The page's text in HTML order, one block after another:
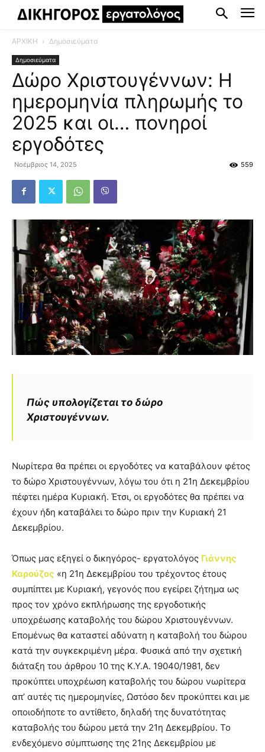
ΑΡΧΙΚΗ Δημοσιεύματα
Δημοσιεύματα
Δώρο Χριστουγέννων: Η
ημερομηνία πληρωμής το
2025 και οι… πονηροί
εργοδότες
Νοέμβριος 14, 2025 559
Πώς υπολογίζεται το δώρο
Χριστουγέννων.
Νωρίτερα θα πρέπει οι εργοδότες να καταβάλουν φέτος
το δώρο Χριστουγέννων, λόγω του ότι η 21η Δεκεμβρίου
πέφτει ημέρα Κυριακή. Έτσι, οι εργοδότες θα πρέπει να
έχουν ήδη καταβάλει το δώρο πριν την Κυριακή 21
Δεκεμβρίου.
Όπως μας εξηγεί ο δικηγόρος- εργατολόγος Γιάννης
Καρούζος «η 21η Δεκεμβρίου του τρέχοντος έτους
συμπίπτει με Κυριακή, γεγονός που εγείρει ζήτημα ως
προς τον χρόνο εκπλήρωσης της εργοδοτικής
υποχρέωσης καταβολής του δώρου Χριστουγέννων.
Επομένως θα καταστεί αδύνατη η καταβολή του δώρου
κατά την συγκεκριμένη μέρα. Φυσικά από την σχετική
διάταξη του άρθρου 10 της Κ.Υ.Α. 19040/1981, δεν
προκύπτει υποχρέωση καταβολής του δώρου νωρίτερα
απ’ αυτές τις ημερομηνίες, Ωστόσο δεν προκύπτει και με
οποιοδήποτε το αντίθετο, δηλαδή της δυνατότητας
καταβολής του δώρου μετά την 21η Δεκεμβρίου. Το
ενδεχόμενο σύμπτωσης της 21ης Δεκεμβρίου με